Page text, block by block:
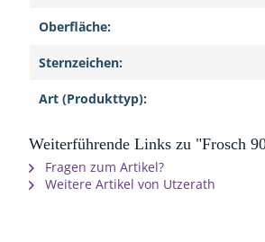
Oberfläche:
Sternzeichen:
Art (Produkttyp):
Weiterführende Links zu "Frosch
Fragen zum Artikel?
Weitere Artikel von Utzerath